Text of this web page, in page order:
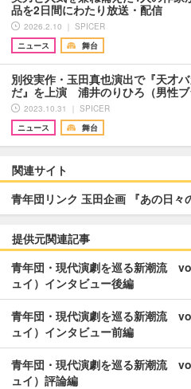
品を2日間にわたり放送・配信
2026.2.10 ｜ SPICER
ニュース
舞台
別役実作・玉田真也演出で『天才
だ』を上演 浦井のりひろ（男性
2023.10.31 ｜ SPICER
ニュース
舞台
関連サイト
青年団リンク 玉田企画 『あの日々
提供元関連記事
青年団・現代演劇を巡る新潮流
ュイ）インタビュー後編
青年団・現代演劇を巡る新潮流
ュイ）インタビュー前編
青年団・現代演劇を巡る新潮流
ュイ）評論編